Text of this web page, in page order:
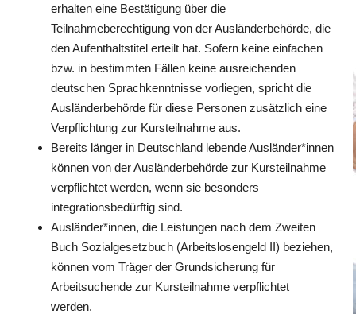
erhalten eine Bestätigung über die
Teilnahmeberechtigung von der Ausländerbehörde, die
den Aufenthaltstitel erteilt hat. Sofern keine einfachen
bzw. in bestimmten Fällen keine ausreichenden
deutschen Sprachkenntnisse vorliegen, spricht die
Ausländerbehörde für diese Personen zusätzlich eine
Verpflichtung zur Kursteilnahme aus.
Bereits länger in Deutschland lebende Ausländer*innen
können von der Ausländerbehörde zur Kursteilnahme
verpflichtet werden, wenn sie besonders
integrationsbedürftig sind.
Ausländer*innen, die Leistungen nach dem Zweiten
Buch Sozialgesetzbuch (Arbeitslosengeld II) beziehen,
können vom Träger der Grundsicherung für
Arbeitsuchende zur Kursteilnahme verpflichtet
werden.